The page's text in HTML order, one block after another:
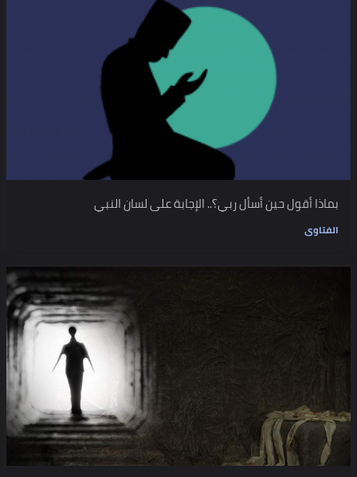
بماذا أقول حين أسأل ربي؟.. الإجابة على لسان النبي
الفتاوى